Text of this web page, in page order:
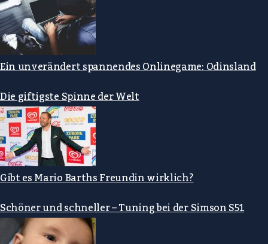
Ein unverändert spannendes Onlinegame: Odinsland
Die giftigste Spinne der Welt
Gibt es Mario Barths Freundin wirklich?
Schöner und schneller – Tuning bei der Simson S51